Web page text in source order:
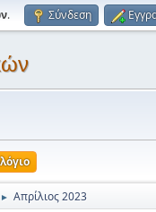
. Σύνδεση
► Απρίλιος 2023